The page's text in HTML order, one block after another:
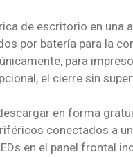
de escritorio en una
por batería para la
para
el cierre sin
en forma
conectados a
en el panel frontal